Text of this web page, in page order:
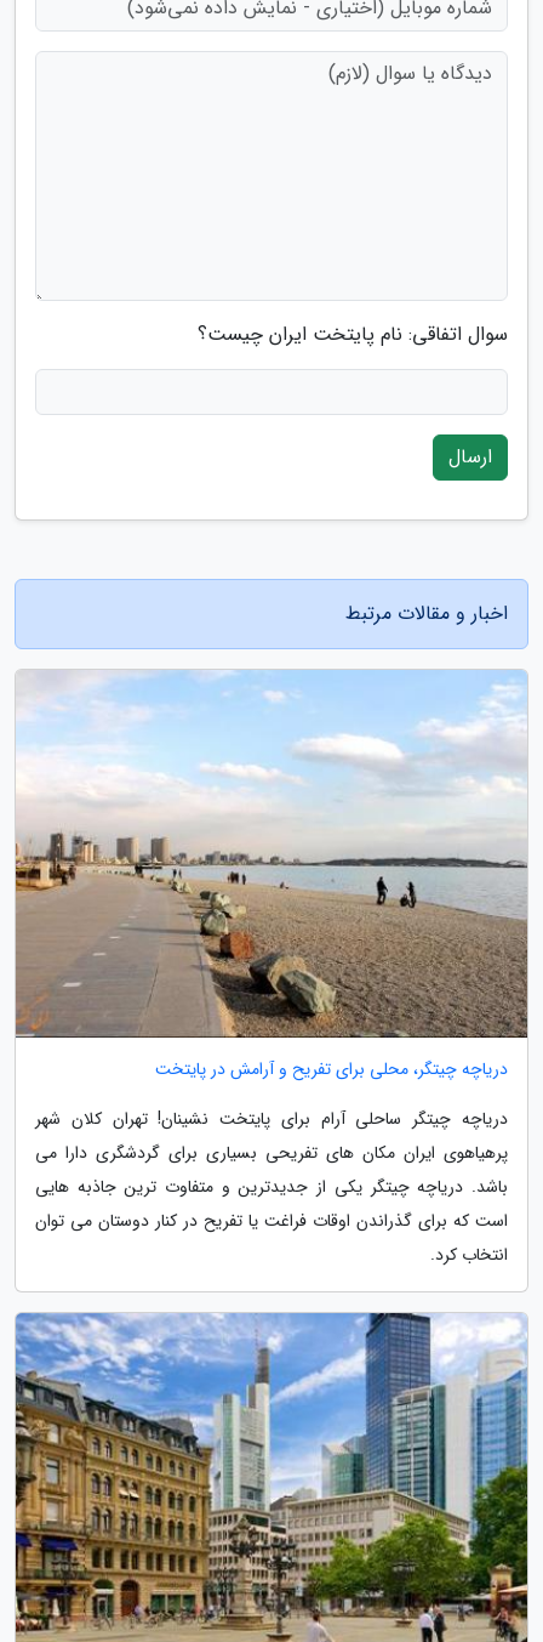
سوال اتفاقی: نام پایتخت ایران چیست؟
ارسال
اخبار و مقالات مرتبط
دریاچه چیتگر، محلی برای تفریح و آرامش در پایتخت
دریاچه چیتگر ساحلی آرام برای پایتخت نشینان! تهران کلان شهر
پرهیاهوی ایران مکان های تفریحی بسیاری برای گردشگری دارا می
باشد. دریاچه چیتگر یکی از جدیدترین و متفاوت ترین جاذبه هایی
است که برای گذراندن اوقات فراغت یا تفریح در کنار دوستان می توان
انتخاب کرد.